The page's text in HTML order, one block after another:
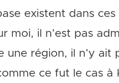
existent dans ces
moi, il n’est pas
une région, il n’y ait
ce fut le cas à